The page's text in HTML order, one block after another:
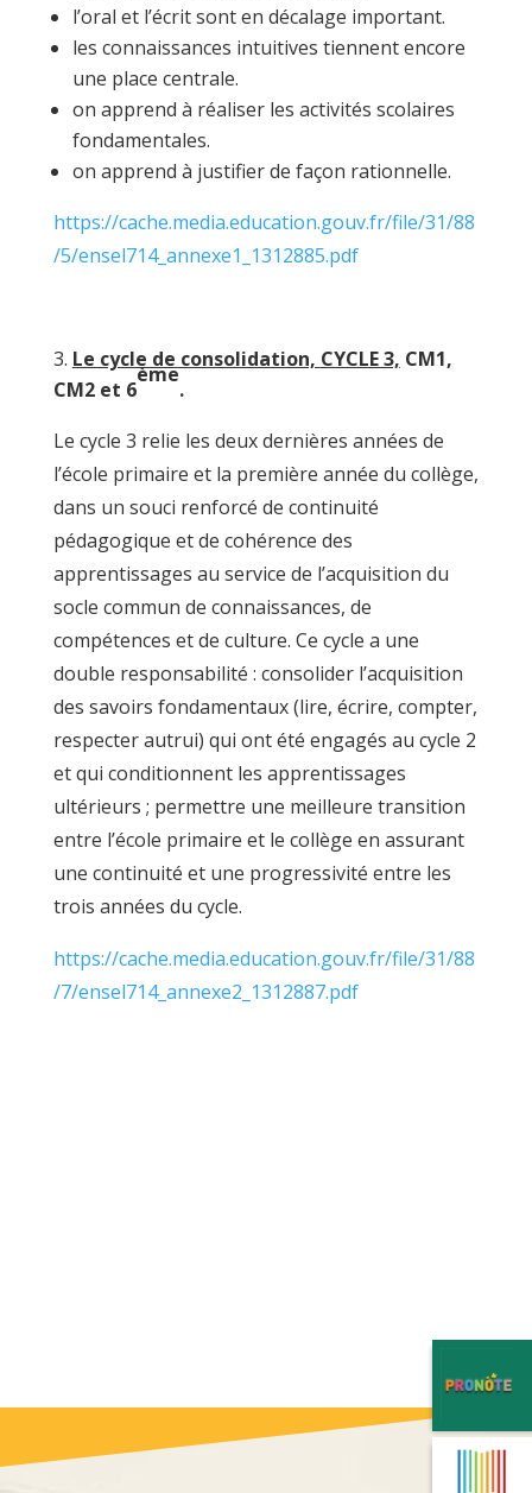
l’oral et l’écrit sont en décalage important.
les connaissances intuitives tiennent encore
une place centrale.
on apprend à réaliser les activités scolaires
fondamentales.
on apprend à justifier de façon rationnelle.
https://cache.media.education.gouv.fr/file/31/88
/5/ensel714_annexe1_1312885.pdf
Le cycle de consolidation, CYCLE 3, CM1,
CM2 et 6
ème
.
Le cycle 3 relie les deux dernières années de
l’école primaire et la première année du collège,
dans un souci renforcé de continuité
pédagogique et de cohérence des
apprentissages au service de l’acquisition du
socle commun de connaissances, de
compétences et de culture. Ce cycle a une
double responsabilité : consolider l’acquisition
des savoirs fondamentaux (lire, écrire, compter,
respecter autrui) qui ont été engagés au cycle 2
et qui conditionnent les apprentissages
ultérieurs ; permettre une meilleure transition
entre l’école primaire et le collège en assurant
une continuité et une progressivité entre les
trois années du cycle.
https://cache.media.education.gouv.fr/file/31/88
/7/ensel714_annexe2_1312887.pdf